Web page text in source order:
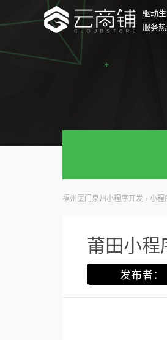
驱动
服务
福州厦门泉州小程序开发 / 小程
莆田小
发布者：